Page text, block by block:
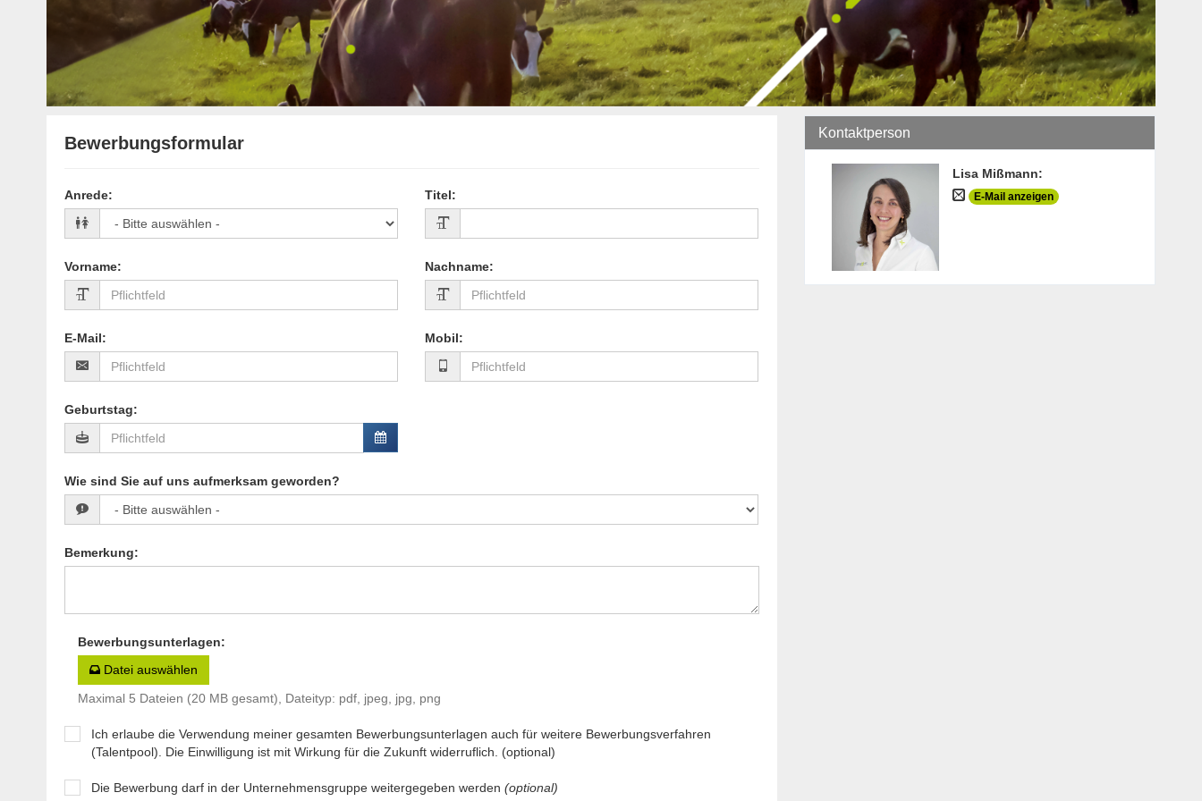
Bewerbungsformular
Anrede: Titel:
Vorname: Nachname:
E-Mail: Mobil:
Geburtstag:
Wie sind Sie auf uns aufmerksam geworden?
Bemerkung:
Bewerbungsunterlagen:
Datei auswählen
Maximal 5 Dateien (20 MB gesamt), Dateityp: pdf, jpeg, jpg, png
Ich erlaube die Verwendung meiner gesamten Bewerbungsunterlagen auch für weitere Bewerbungsverfahren
(Talentpool). Die Einwilligung ist mit Wirkung für die Zukunft widerruflich. (optional)
Die Bewerbung darf in der Unternehmensgruppe weitergegeben werden (optional)
Kontaktperson
Lisa Mißmann:
E-Mail anzeigen